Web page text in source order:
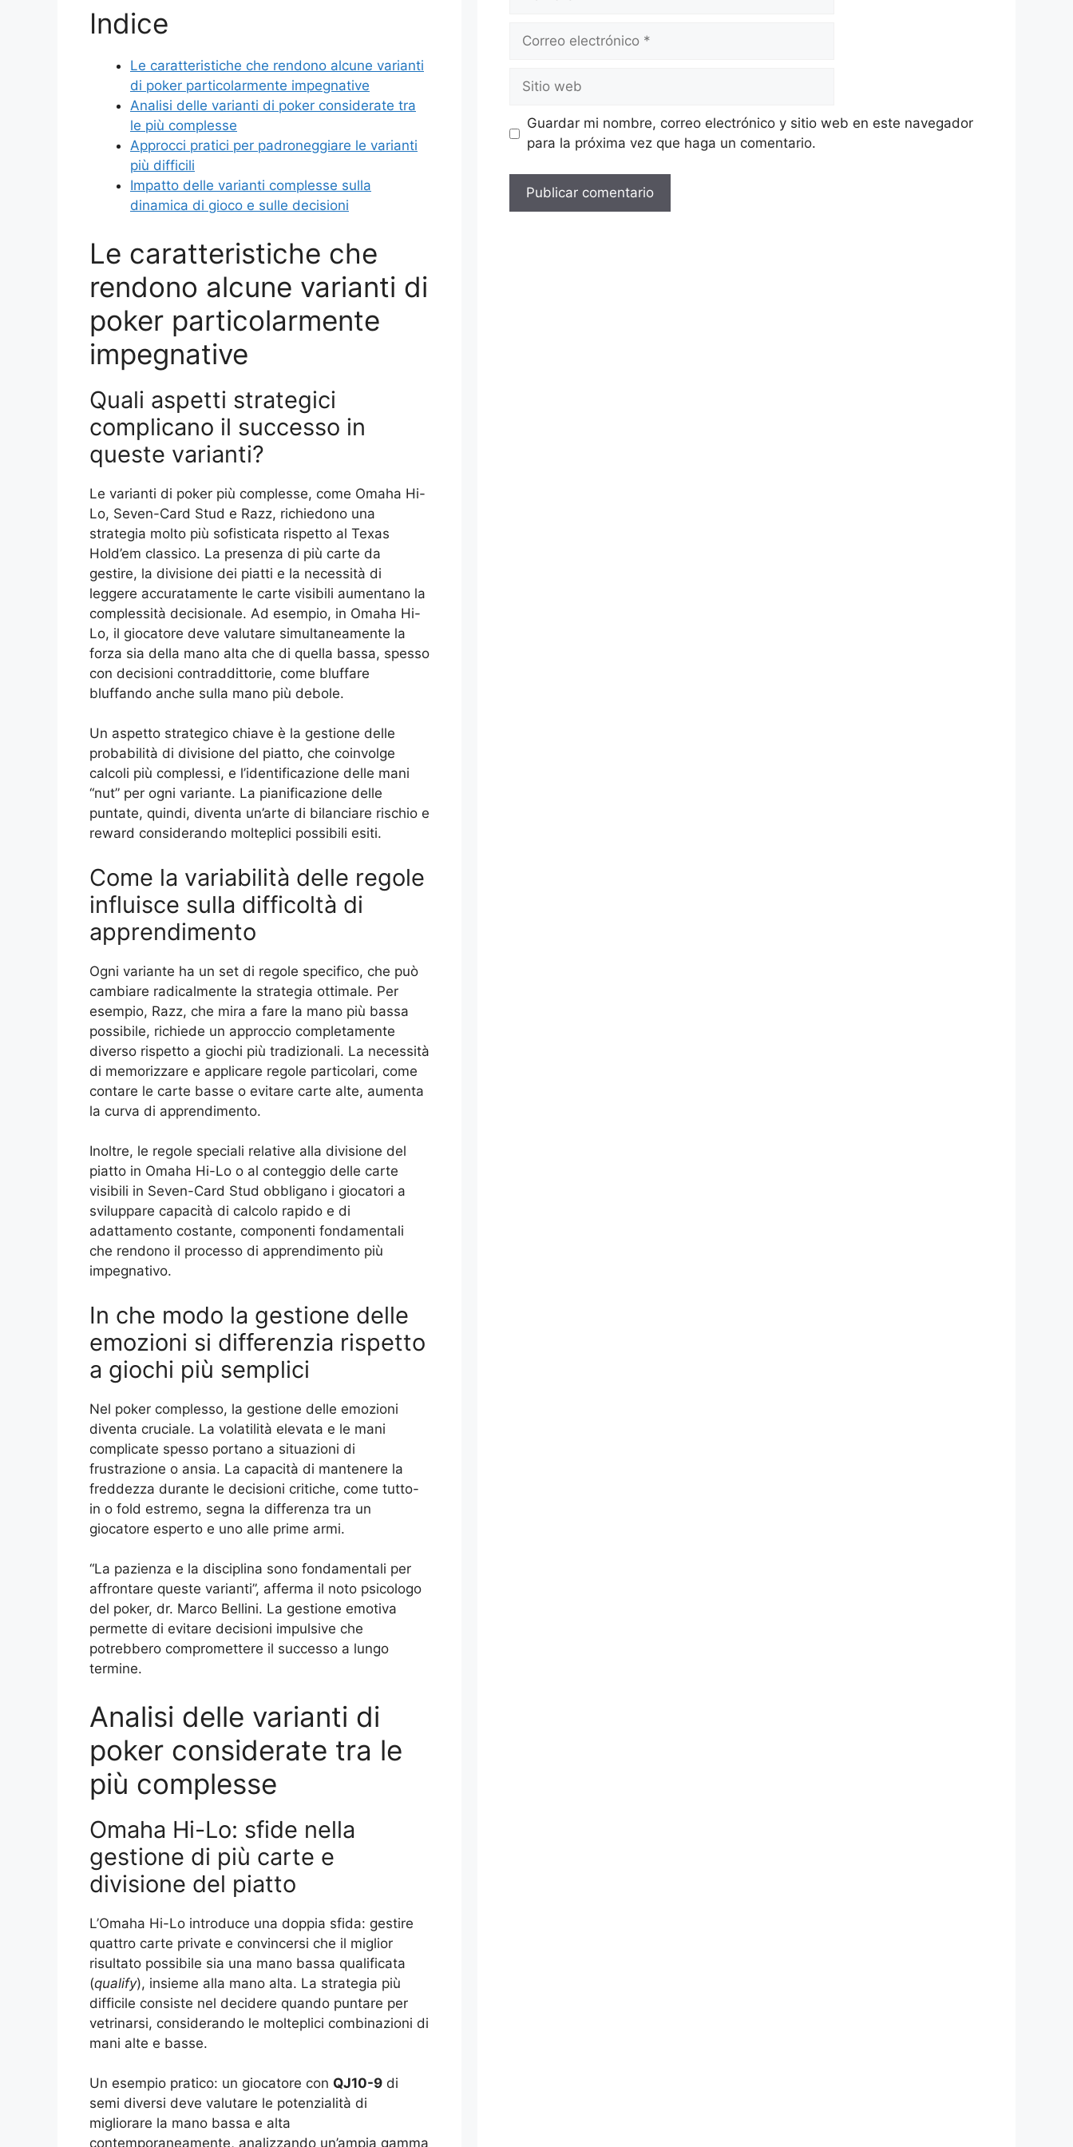
Indice
Le caratteristiche che rendono alcune varianti
di poker particolarmente impegnative
Analisi delle varianti di poker considerate tra
le più complesse
Approcci pratici per padroneggiare le varianti
più difficili
Impatto delle varianti complesse sulla
dinamica di gioco e sulle decisioni
Le caratteristiche che
rendono alcune varianti di
poker particolarmente
impegnative
Quali aspetti strategici
complicano il successo in
queste varianti?
Le varianti di poker più complesse, come Omaha Hi-
Lo, Seven-Card Stud e Razz, richiedono una
strategia molto più sofisticata rispetto al Texas
Hold’em classico. La presenza di più carte da
gestire, la divisione dei piatti e la necessità di
leggere accuratamente le carte visibili aumentano la
complessità decisionale. Ad esempio, in Omaha Hi-
Lo, il giocatore deve valutare simultaneamente la
forza sia della mano alta che di quella bassa, spesso
con decisioni contraddittorie, come bluffare
bluffando anche sulla mano più debole.
Un aspetto strategico chiave è la gestione delle
probabilità di divisione del piatto, che coinvolge
calcoli più complessi, e l’identificazione delle mani
“nut” per ogni variante. La pianificazione delle
puntate, quindi, diventa un’arte di bilanciare rischio e
reward considerando molteplici possibili esiti.
Come la variabilità delle regole
influisce sulla difficoltà di
apprendimento
Ogni variante ha un set di regole specifico, che può
cambiare radicalmente la strategia ottimale. Per
esempio, Razz, che mira a fare la mano più bassa
possibile, richiede un approccio completamente
diverso rispetto a giochi più tradizionali. La necessità
di memorizzare e applicare regole particolari, come
contare le carte basse o evitare carte alte, aumenta
la curva di apprendimento.
Inoltre, le regole speciali relative alla divisione del
piatto in Omaha Hi-Lo o al conteggio delle carte
visibili in Seven-Card Stud obbligano i giocatori a
sviluppare capacità di calcolo rapido e di
adattamento costante, componenti fondamentali
che rendono il processo di apprendimento più
impegnativo.
In che modo la gestione delle
emozioni si differenzia rispetto
a giochi più semplici
Nel poker complesso, la gestione delle emozioni
diventa cruciale. La volatilità elevata e le mani
complicate spesso portano a situazioni di
frustrazione o ansia. La capacità di mantenere la
freddezza durante le decisioni critiche, come tutto-
in o fold estremo, segna la differenza tra un
giocatore esperto e uno alle prime armi.
“La pazienza e la disciplina sono fondamentali per
affrontare queste varianti”, afferma il noto psicologo
del poker, dr. Marco Bellini. La gestione emotiva
permette di evitare decisioni impulsive che
potrebbero compromettere il successo a lungo
termine.
Analisi delle varianti di
poker considerate tra le
più complesse
Omaha Hi-Lo: sfide nella
gestione di più carte e
divisione del piatto
L’Omaha Hi-Lo introduce una doppia sfida: gestire
quattro carte private e convincersi che il miglior
risultato possibile sia una mano bassa qualificata
(qualify), insieme alla mano alta. La strategia più
difficile consiste nel decidere quando puntare per
vetrinarsi, considerando le molteplici combinazioni di
mani alte e basse.
Un esempio pratico: un giocatore con QJ10-9 di
semi diversi deve valutare le potenzialità di
migliorare la mano bassa e alta
contemporaneamente, analizzando un’ampia gamma
Guardar mi nombre, correo electrónico y sitio web en este navegador
para la próxima vez que haga un comentario.